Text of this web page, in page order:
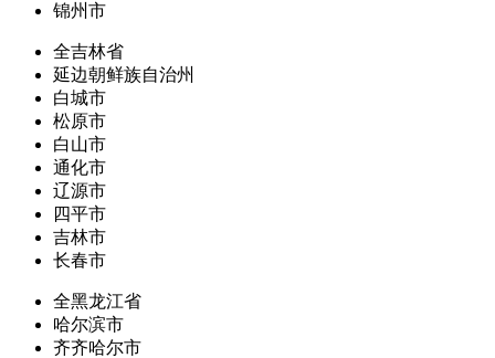
锦州市
全吉林省
延边朝鲜族自治州
白城市
松原市
白山市
通化市
辽源市
四平市
吉林市
长春市
全黑龙江省
哈尔滨市
齐齐哈尔市